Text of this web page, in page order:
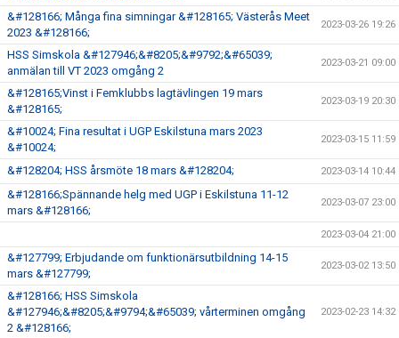
&#128166; Många fina simningar &#128165; Västerås Meet
2023 &#128166;
2023-03-26 19:26
HSS Simskola &#127946;&#8205;&#9792;&#65039;
anmälan till VT 2023 omgång 2
2023-03-21 09:00
&#128165;Vinst i Femklubbs lagtävlingen 19 mars
&#128165;
2023-03-19 20:30
&#10024; Fina resultat i UGP Eskilstuna mars 2023
&#10024;
2023-03-15 11:59
&#128204; HSS årsmöte 18 mars &#128204; 2023-03-14 10:44
&#128166;Spännande helg med UGP i Eskilstuna 11-12
mars &#128166;
2023-03-07 23:00
2023-03-04 21:00
&#127799; Erbjudande om funktionärsutbildning 14-15
mars &#127799;
2023-03-02 13:50
&#128166; HSS Simskola
&#127946;&#8205;&#9794;&#65039; vårterminen omgång
2 &#128166;
2023-02-23 14:32